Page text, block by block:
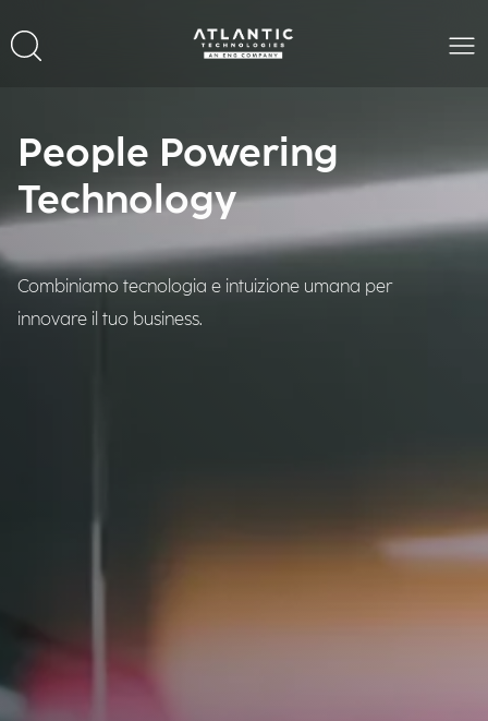
People Powering
Technology
Combiniamo tecnologia e intuizione umana per
innovare il tuo business.